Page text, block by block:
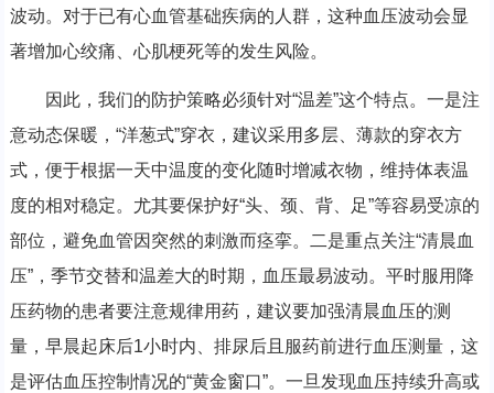
波动。对于已有心血管基础疾病的人群，这种血压波动会显
著增加心绞痛、心肌梗死等的发生风险。
因此，我们的防护策略必须针对“温差”这个特点。一是注
意动态保暖，“洋葱式”穿衣，建议采用多层、薄款的穿衣方
式，便于根据一天中温度的变化随时增减衣物，维持体表温
度的相对稳定。尤其要保护好“头、颈、背、足”等容易受凉的
部位，避免血管因突然的刺激而痉挛。二是重点关注“清晨血
压”，季节交替和温差大的时期，血压最易波动。平时服用降
压药物的患者要注意规律用药，建议要加强清晨血压的测
量，早晨起床后1小时内、排尿后且服药前进行血压测量，这
是评估血压控制情况的“黄金窗口”。一旦发现血压持续升高或